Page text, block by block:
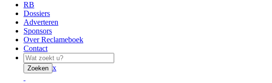
RB
Dossiers
Adverteren
Sponsors
Over Reclameboek
Contact
Zoeken x